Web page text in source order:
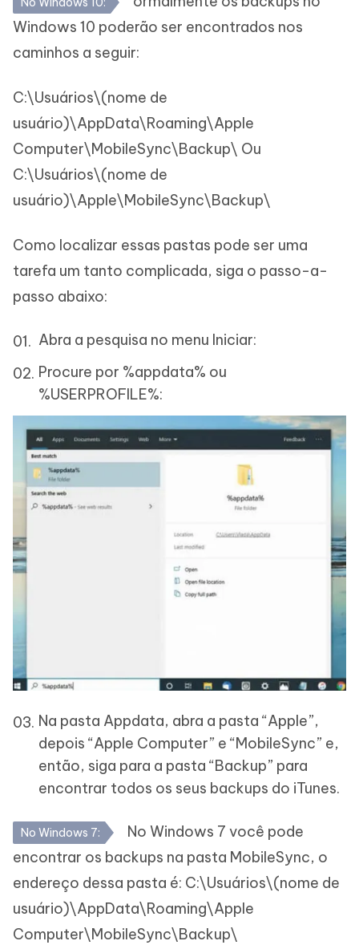
Windows 10 poderão ser encontrados nos
caminhos a seguir:
C:\Usuários\(nome de
usuário)\AppData\Roaming\Apple
Computer\MobileSync\Backup\ Ou
C:\Usuários\(nome de
usuário)\Apple\MobileSync\Backup\
Como localizar essas pastas pode ser uma
tarefa um tanto complicada, siga o passo-a-
passo abaixo:
Abra a pesquisa no menu Iniciar:
Procure por %appdata% ou
%USERPROFILE%:
Na pasta Appdata, abra a pasta “Apple”,
depois “Apple Computer” e “MobileSync” e,
então, siga para a pasta “Backup” para
encontrar todos os seus backups do iTunes.
No Windows 7:
No Windows 7 você pode
encontrar os backups na pasta MobileSync, o
endereço dessa pasta é: C:\Usuários\(nome de
usuário)\AppData\Roaming\Apple
Computer\MobileSync\Backup\